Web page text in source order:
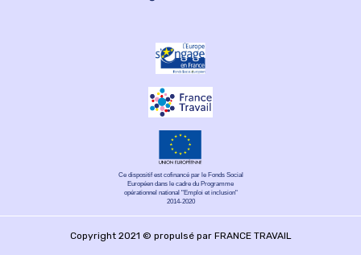
Ce dispositif est cofinancé par le Fonds Social
Européen dans le cadre du Programme
opérationnel national "Emploi et inclusion"
2014-2020
Copyright 2021 © propulsé par FRANCE TRAVAIL